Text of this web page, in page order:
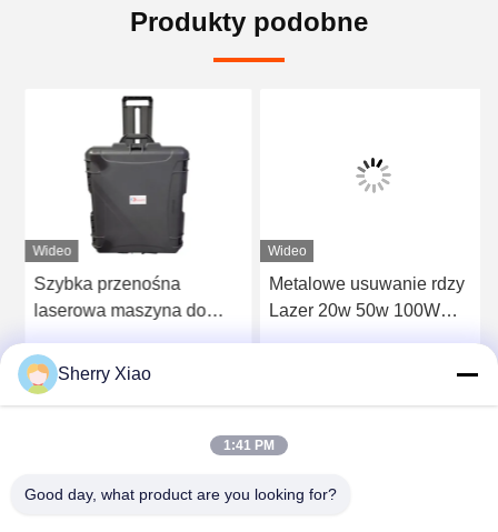
Produkty podobne
Wideo
Szybka przenośna
laserowa maszyna do
usuwania rdzy laserowa
maszyna do czyszczenia
Rozmawiaj Teraz.
Wideo
Metalowe usuwanie rdzy
Lazer 20w 50w 100W
Sherry Xiao
1:41 PM
Good day, what product are you looking for?